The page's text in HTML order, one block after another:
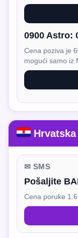
0900 Astro:
Cena poziva je
mogući samo iz
Hrvatska
✉ SMS
Pošaljite
Cena poruke